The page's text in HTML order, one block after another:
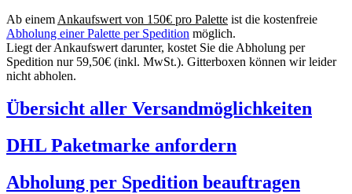
Ab einem Ankaufswert von 150€ pro Palette ist die kostenfreie
Abholung einer Palette per Spedition möglich.
Liegt der Ankaufswert darunter, kostet Sie die Abholung per
Spedition nur 59,50€ (inkl. MwSt.). Gitterboxen können wir leider
nicht abholen.
Übersicht aller Versandmöglichkeiten
DHL Paketmarke anfordern
Abholung per Spedition beauftragen